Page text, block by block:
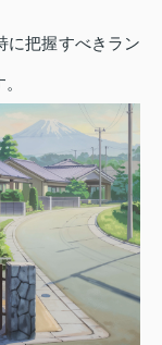
に把握すべきラン